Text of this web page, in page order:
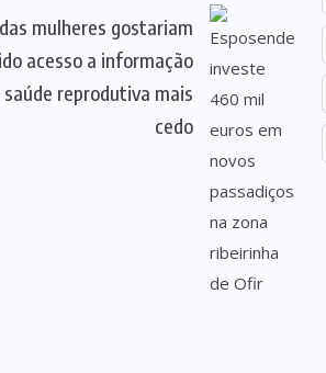
mulheres gostariam
acesso a informação
saúde reprodutiva mais
cedo